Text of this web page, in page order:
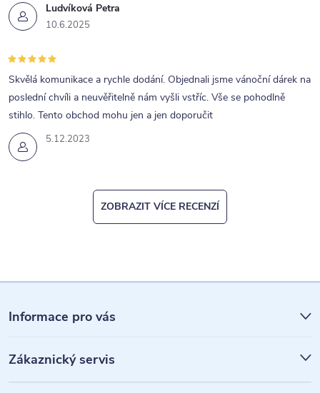
Ludvíková Petra
10.6.2025
5.12.2023
Skvělá komunikace a rychle dodání. Objednali jsme vánoční dárek na
poslední chvíli a neuvěřitelně nám vyšli vstříc. Vše se pohodlně
stihlo. Tento obchod mohu jen a jen doporučit
ZOBRAZIT VÍCE RECENZÍ
á
p
a
Informace pro vás
Zákaznický servis